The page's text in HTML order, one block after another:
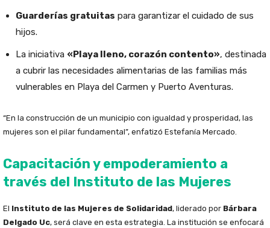
Guarderías gratuitas para garantizar el cuidado de sus
hijos.
La iniciativa «Playa lleno, corazón contento», destinada
a cubrir las necesidades alimentarias de las familias más
vulnerables en Playa del Carmen y Puerto Aventuras.
“En la construcción de un municipio con igualdad y prosperidad, las
mujeres son el pilar fundamental”, enfatizó Estefanía Mercado.
Capacitación y empoderamiento a
través del Instituto de las Mujeres
El Instituto de las Mujeres de Solidaridad, liderado por Bárbara
Delgado Uc, será clave en esta estrategia. La institución se enfocará